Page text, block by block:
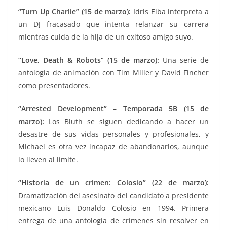
“Turn Up Charlie” (15 de marzo): Idris Elba interpreta a
un DJ fracasado que intenta relanzar su carrera
mientras cuida de la hija de un exitoso amigo suyo.
“Love, Death & Robots” (15 de marzo): Una serie de
antología de animación con Tim Miller y David Fincher
como presentadores.
“Arrested Development” – Temporada 5B (15 de
marzo): Los Bluth se siguen dedicando a hacer un
desastre de sus vidas personales y profesionales, y
Michael es otra vez incapaz de abandonarlos, aunque
lo lleven al límite.
“Historia de un crimen: Colosio” (22 de marzo):
Dramatización del asesinato del candidato a presidente
mexicano Luis Donaldo Colosio en 1994. Primera
entrega de una antología de crímenes sin resolver en